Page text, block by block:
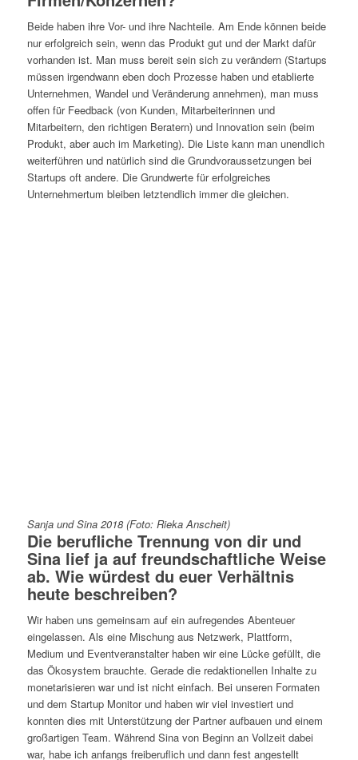
Beide haben ihre Vor- und ihre Nachteile. Am Ende können beide
nur erfolgreich sein, wenn das Produkt gut und der Markt dafür
vorhanden ist. Man muss bereit sein sich zu verändern (Startups
müssen irgendwann eben doch Prozesse haben und etablierte
Unternehmen, Wandel und Veränderung annehmen), man muss
offen für Feedback (von Kunden, Mitarbeiterinnen und
Mitarbeitern, den richtigen Beratern) und Innovation sein (beim
Produkt, aber auch im Marketing). Die Liste kann man unendlich
weiterführen und natürlich sind die Grundvoraussetzungen bei
Startups oft andere. Die Grundwerte für erfolgreiches
Unternehmertum bleiben letztendlich immer die gleichen.
Sanja und Sina 2018 (Foto: Rieka Anscheit)
Die berufliche Trennung von dir und
Sina lief ja auf freundschaftliche Weise
ab. Wie würdest du euer Verhältnis
heute beschreiben?
Wir haben uns gemeinsam auf ein aufregendes Abenteuer
eingelassen. Als eine Mischung aus Netzwerk, Plattform,
Medium und Eventveranstalter haben wir eine Lücke gefüllt, die
das Ökosystem brauchte. Gerade die redaktionellen Inhalte zu
monetarisieren war und ist nicht einfach. Bei unseren Formaten
und dem Startup Monitor und haben wir viel investiert und
konnten dies mit Unterstützung der Partner aufbauen und einem
großartigen Team. Während Sina von Beginn an Vollzeit dabei
war, habe ich anfangs freiberuflich und dann fest angestellt